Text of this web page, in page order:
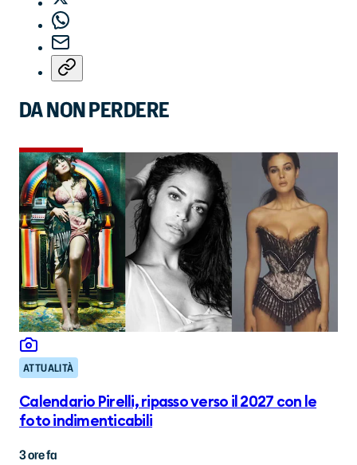
DA NON PERDERE
ATTUALITÀ
Calendario Pirelli, ripasso verso il 2027 con le
foto indimenticabili
3 ore fa